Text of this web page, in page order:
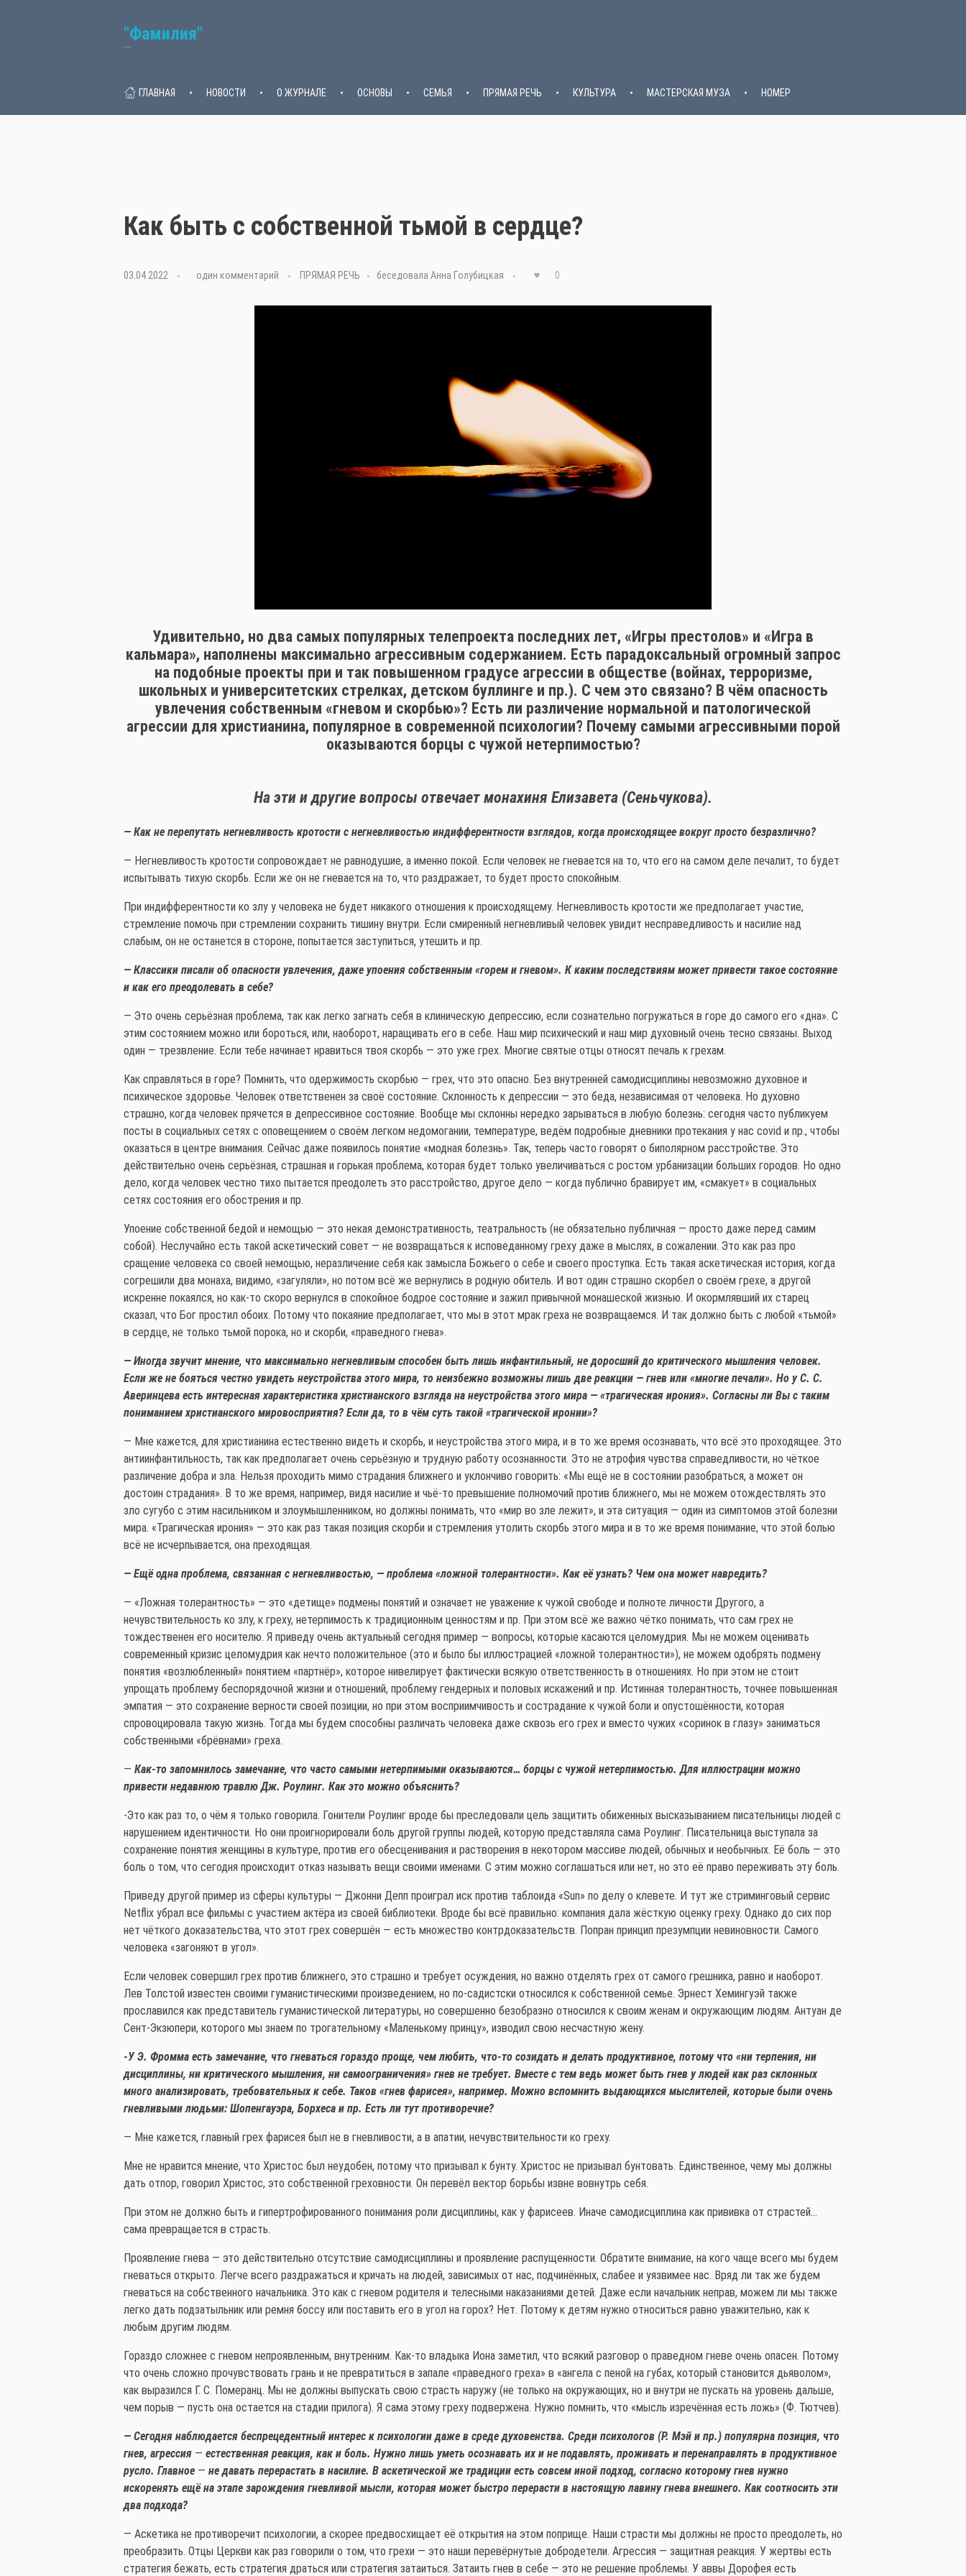
"Фамилия"
ГЛАВНАЯ НОВОСТИ О ЖУРНАЛЕ ОСНОВЫ СЕМЬЯ ПРЯМАЯ РЕЧЬ КУЛЬТУРА МАСТЕРСКАЯ МУЗА НОМЕР
Как быть с собственной тьмой в сердце?
03.04.2022 один комментарий ПРЯМАЯ РЕЧЬ беседовала Анна Голубицкая 0
Удивительно, но два самых популярных телепроекта последних лет, «Игры престолов» и «Игра в
кальмара», наполнены максимально агрессивным содержанием. Есть парадоксальный огромный запрос
на подобные проекты при и так повышенном градусе агрессии в обществе (войнах, терроризме,
школьных и университетских стрелках, детском буллинге и пр.). С чем это связано? В чём опасность
увлечения собственным «гневом и скорбью»? Есть ли различение нормальной и патологической
агрессии для христианина, популярное в современной психологии? Почему самыми агрессивными порой
оказываются борцы с чужой нетерпимостью?
На эти и другие вопросы отвечает монахиня Елизавета (Сеньчукова).
— Как не перепутать негневливость кротости с негневливостью индифферентности взглядов, когда происходящее вокруг просто безразлично?
— Негневливость кротости сопровождает не равнодушие, а именно покой. Если человек не гневается на то, что его на самом деле печалит, то будет
испытывать тихую скорбь. Если же он не гневается на то, что раздражает, то будет просто спокойным.
При индифферентности ко злу у человека не будет никакого отношения к происходящему. Негневливость кротости же предполагает участие,
стремление помочь при стремлении сохранить тишину внутри. Если смиренный негневливый человек увидит несправедливость и насилие над
слабым, он не останется в стороне, попытается заступиться, утешить и пр.
— Классики писали об опасности увлечения, даже упоения собственным «горем и гневом». К каким последствиям может привести такое состояние
и как его преодолевать в себе?
— Это очень серьёзная проблема, так как легко загнать себя в клиническую депрессию, если сознательно погружаться в горе до самого его «дна». С
этим состоянием можно или бороться, или, наоборот, наращивать его в себе. Наш мир психический и наш мир духовный очень тесно связаны. Выход
один — трезвление. Если тебе начинает нравиться твоя скорбь — это уже грех. Многие святые отцы относят печаль к грехам.
Как справляться в горе? Помнить, что одержимость скорбью — грех, что это опасно. Без внутренней самодисциплины невозможно духовное и
психическое здоровье. Человек ответственен за своё состояние. Склонность к депрессии — это беда, независимая от человека. Но духовно
страшно, когда человек прячется в депрессивное состояние. Вообще мы склонны нередко зарываться в любую болезнь: сегодня часто публикуем
посты в социальных сетях с оповещением о своём легком недомогании, температуре, ведём подробные дневники протекания у нас covid и пр., чтобы
оказаться в центре внимания. Сейчас даже появилось понятие «модная болезнь». Так, теперь часто говорят о биполярном расстройстве. Это
действительно очень серьёзная, страшная и горькая проблема, которая будет только увеличиваться с ростом урбанизации больших городов. Но одно
дело, когда человек честно тихо пытается преодолеть это расстройство, другое дело — когда публично бравирует им, «смакует» в социальных
сетях состояния его обострения и пр.
Упоение собственной бедой и немощью — это некая демонстративность, театральность (не обязательно публичная — просто даже перед самим
собой). Неслучайно есть такой аскетический совет — не возвращаться к исповеданному греху даже в мыслях, в сожалении. Это как раз про
сращение человека со своей немощью, неразличение себя как замысла Божьего о себе и своего проступка. Есть такая аскетическая история, когда
согрешили два монаха, видимо, «загуляли», но потом всё же вернулись в родную обитель. И вот один страшно скорбел о своём грехе, а другой
искренне покаялся, но как-то скоро вернулся в спокойное бодрое состояние и зажил привычной монашеской жизнью. И окормлявший их старец
сказал, что Бог простил обоих. Потому что покаяние предполагает, что мы в этот мрак греха не возвращаемся. И так должно быть с любой «тьмой»
в сердце, не только тьмой порока, но и скорби, «праведного гнева».
— Иногда звучит мнение, что максимально негневливым способен быть лишь инфантильный, не доросший до критического мышления человек.
Если же не бояться честно увидеть неустройства этого мира, то неизбежно возможны лишь две реакции — гнев или «многие печали». Но у С. С.
Аверинцева есть интересная характеристика христианского взгляда на неустройства этого мира — «трагическая ирония». Согласны ли Вы с таким
пониманием христианского мировосприятия? Если да, то в чём суть такой «трагической иронии»?
— Мне кажется, для христианина естественно видеть и скорбь, и неустройства этого мира, и в то же время осознавать, что всё это проходящее. Это
антиинфантильность, так как предполагает очень серьёзную и трудную работу осознанности. Это не атрофия чувства справедливости, но чёткое
различение добра и зла. Нельзя проходить мимо страдания ближнего и уклончиво говорить: «Мы ещё не в состоянии разобраться, а может он
достоин страдания». В то же время, например, видя насилие и чьё-то превышение полномочий против ближнего, мы не можем отождествлять это
зло сугубо с этим насильником и злоумышленником, но должны понимать, что «мир во зле лежит», и эта ситуация — один из симптомов этой болезни
мира. «Трагическая ирония» — это как раз такая позиция скорби и стремления утолить скорбь этого мира и в то же время понимание, что этой болью
всё не исчерпывается, она преходящая.
— Ещё одна проблема, связанная с негневливостью, — проблема «ложной толерантности». Как её узнать? Чем она может навредить?
— «Ложная толерантность» — это «детище» подмены понятий и означает не уважение к чужой свободе и полноте личности Другого, а
нечувствительность ко злу, к греху, нетерпимость к традиционным ценностям и пр. При этом всё же важно чётко понимать, что сам грех не
тождественен его носителю. Я приведу очень актуальный сегодня пример — вопросы, которые касаются целомудрия. Мы не можем оценивать
современный кризис целомудрия как нечто положительное (это и было бы иллюстрацией «ложной толерантности»), не можем одобрять подмену
понятия «возлюбленный» понятием «партнёр», которое нивелирует фактически всякую ответственность в отношениях. Но при этом не стоит
упрощать проблему беспорядочной жизни и отношений, проблему гендерных и половых искажений и пр. Истинная толерантность, точнее повышенная
эмпатия — это сохранение верности своей позиции, но при этом восприимчивость и сострадание к чужой боли и опустошённости, которая
спровоцировала такую жизнь. Тогда мы будем способны различать человека даже сквозь его грех и вместо чужих «соринок в глазу» заниматься
собственными «брёвнами» греха.
— Как-то запомнилось замечание, что часто самыми нетерпимыми оказываются… борцы с чужой нетерпимостью. Для иллюстрации можно
привести недавнюю травлю Дж. Роулинг. Как это можно объяснить?
-Это как раз то, о чём я только говорила. Гонители Роулинг вроде бы преследовали цель защитить обиженных высказыванием писательницы людей с
нарушением идентичности. Но они проигнорировали боль другой группы людей, которую представляла сама Роулинг. Писательница выступала за
сохранение понятия женщины в культуре, против его обесценивания и растворения в некотором массиве людей, обычных и необычных. Её боль — это
боль о том, что сегодня происходит отказ называть вещи своими именами. С этим можно соглашаться или нет, но это её право переживать эту боль.
Приведу другой пример из сферы культуры — Джонни Депп проиграл иск против таблоида «Sun» по делу о клевете. И тут же стриминговый сервис
Netflix убрал все фильмы с участием актёра из своей библиотеки. Вроде бы всё правильно: компания дала жёсткую оценку греху. Однако до сих пор
нет чёткого доказательства, что этот грех совершён — есть множество контрдоказательств. Попран принцип презумпции невиновности. Самого
человека «загоняют в угол».
Если человек совершил грех против ближнего, это страшно и требует осуждения, но важно отделять грех от самого грешника, равно и наоборот.
Лев Толстой известен своими гуманистическими произведением, но по-садистски относился к собственной семье. Эрнест Хемингуэй также
прославился как представитель гуманистической литературы, но совершенно безобразно относился к своим женам и окружающим людям. Антуан де
Сент-Экзюпери, которого мы знаем по трогательному «Маленькому принцу», изводил свою несчастную жену.
-У Э. Фромма есть замечание, что гневаться гораздо проще, чем любить, что-то созидать и делать продуктивное, потому что «ни терпения, ни
дисциплины, ни критического мышления, ни самоограничения» гнев не требует. Вместе с тем ведь может быть гнев у людей как раз склонных
много анализировать, требовательных к себе. Таков «гнев фарисея», например. Можно вспомнить выдающихся мыслителей, которые были очень
гневливыми людьми: Шопенгауэра, Борхеса и пр. Есть ли тут противоречие?
— Мне кажется, главный грех фарисея был не в гневливости, а в апатии, нечувствительности ко греху.
Мне не нравится мнение, что Христос был неудобен, потому что призывал к бунту. Христос не призывал бунтовать. Единственное, чему мы должны
дать отпор, говорил Христос, это собственной греховности. Он перевёл вектор борьбы извне вовнутрь себя.
При этом не должно быть и гипертрофированного понимания роли дисциплины, как у фарисеев. Иначе самодисциплина как прививка от страстей…
сама превращается в страсть.
Проявление гнева — это действительно отсутствие самодисциплины и проявление распущенности. Обратите внимание, на кого чаще всего мы будем
гневаться открыто. Легче всего раздражаться и кричать на людей, зависимых от нас, подчинённых, слабее и уязвимее нас. Вряд ли так же будем
гневаться на собственного начальника. Это как с гневом родителя и телесными наказаниями детей. Даже если начальник неправ, можем ли мы также
легко дать подзатыльник или ремня боссу или поставить его в угол на горох? Нет. Потому к детям нужно относиться равно уважительно, как к
любым другим людям.
Гораздо сложнее с гневом непроявленным, внутренним. Как-то владыка Иона заметил, что всякий разговор о праведном гневе очень опасен. Потому
что очень сложно прочувствовать грань и не превратиться в запале «праведного греха» в «ангела с пеной на губах, который становится дьяволом»,
как выразился Г. С. Померанц. Мы не должны выпускать свою страсть наружу (не только на окружающих, но и внутри не пускать на уровень дальше,
чем порыв — пусть она остается на стадии прилога). Я сама этому греху подвержена. Нужно помнить, что «мысль изречённая есть ложь» (Ф. Тютчев).
— Сегодня наблюдается беспрецедентный интерес к психологии даже в среде духовенства. Среди психологов (Р. Мэй и пр.) популярна позиция, что
гнев, агрессия — естественная реакция, как и боль. Нужно лишь уметь осознавать их и не подавлять, проживать и перенаправлять в продуктивное
русло. Главное — не давать перерастать в насилие. В аскетической же традиции есть совсем иной подход, согласно которому гнев нужно
искоренять ещё на этапе зарождения гневливой мысли, которая может быстро перерасти в настоящую лавину гнева внешнего. Как соотносить эти
два подхода?
— Аскетика не противоречит психологии, а скорее предвосхищает её открытия на этом поприще. Наши страсти мы должны не просто преодолеть, но
преобразить. Отцы Церкви как раз говорили о том, что грехи — это наши перевёрнутые добродетели. Агрессия — защитная реакция. У жертвы есть
стратегия бежать, есть стратегия драться или стратегия затаиться. Затаить гнев в себе — это не решение проблемы. У аввы Дорофея есть